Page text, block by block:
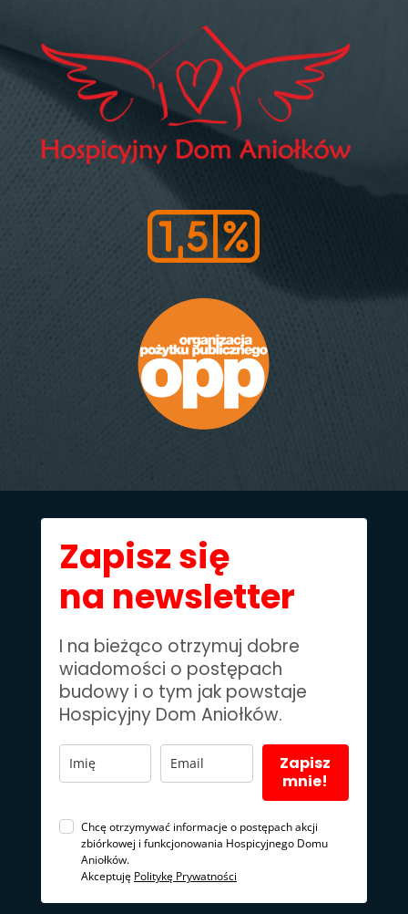
Zapisz się
na newsletter
I na bieżąco otrzymuj dobre
wiadomości o postępach
budowy i o tym jak powstaje
Hospicyjny Dom Aniołków.
Zapisz
mnie!
Chcę otrzymywać informacje o postępach akcji
zbiórkowej i funkcjonowania Hospicyjnego Domu
Aniołków.
Akceptuję Politykę Prywatności